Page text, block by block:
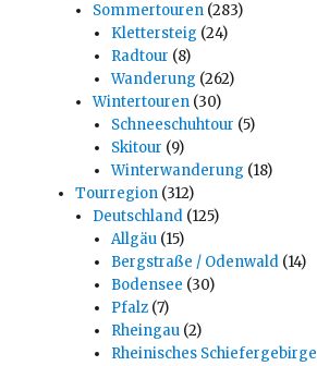
Sommertouren (283)
Klettersteig (24)
Radtour (8)
Wanderung (262)
Wintertouren (30)
Schneeschuhtour (5)
Skitour (9)
Winterwanderung (18)
Tourregion (312)
Deutschland (125)
Allgäu(15)
Bergstraße / Odenwald(14)
Bodensee (30)
Pfalz(7)
Rheingau(2)
Rheinisches Schiefergebirge